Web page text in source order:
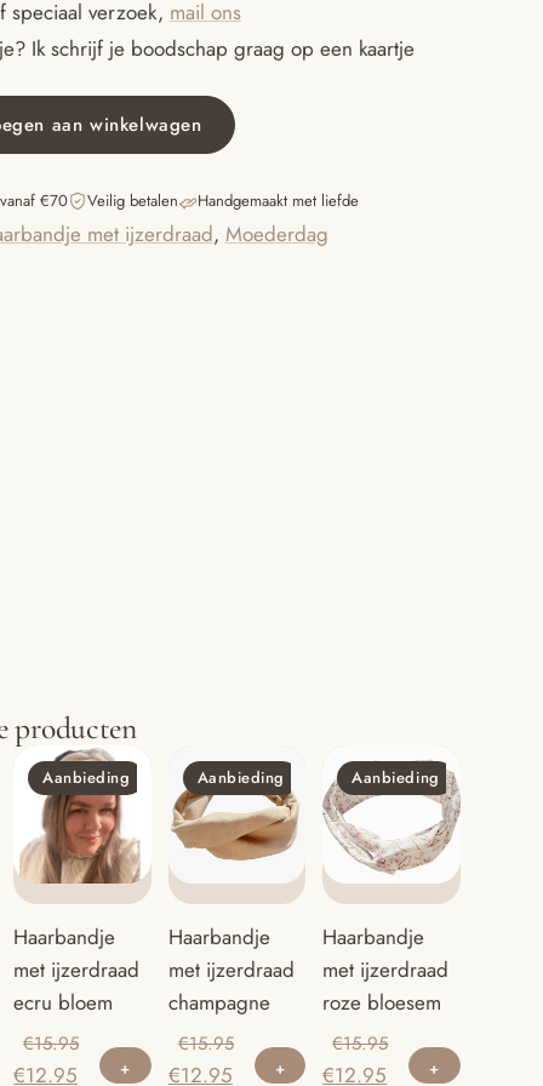
€12.95.
speciaal verzoek, mail ons
Ik schrijf je boodschap graag op een kaartje
aan winkelwagen
€70 Veilig betalen Handgemaakt met liefde
met ijzerdraad, Moederdag
producten
Aanbieding
Haarbandje
met ijzerdraad
ecru bloem
€15.95Oorspronkelijke
prijs
€12.95 Huidige
Aanbieding
Haarbandje
met ijzerdraad
champagne
€15.95Oorspronkelijke
prijs
€12.95Huidige
Aanbieding
Haarbandje
met ijzerdraad
roze bloesem
€15.95Oorspronkelijke
prijs
€12.95 Huidige